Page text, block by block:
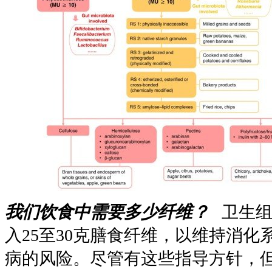
我们饮食中需要多少纤维？ 卫生
入25至30克膳食纤维，以维持消化
病的风险。尽管有这些指导方针，